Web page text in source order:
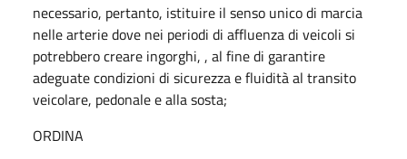
necessario, pertanto, istituire il senso unico di marcia
nelle arterie dove nei periodi di affluenza di veicoli si
potrebbero creare ingorghi, , al fine di garantire
adeguate condizioni di sicurezza e fluidità al transito
veicolare, pedonale e alla sosta;
ORDINA